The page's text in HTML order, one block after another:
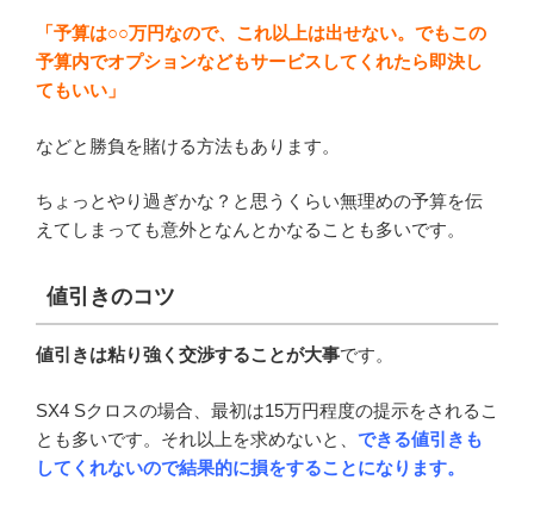
「予算は○○万円なので、これ以上は出せない。でもこの
予算内でオプションなどもサービスしてくれたら即決し
てもいい」
などと勝負を賭ける方法もあります。
ちょっとやり過ぎかな？と思うくらい無理めの予算を伝
えてしまっても意外となんとかなることも多いです。
値引きのコツ
値引きは粘り強く交渉することが大事です。
SX4 Sクロスの場合、最初は15万円程度の提示をされるこ
とも多いです。それ以上を求めないと、 できる値引きも
してくれないので結果的に損をすることになります。